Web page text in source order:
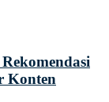
Konten